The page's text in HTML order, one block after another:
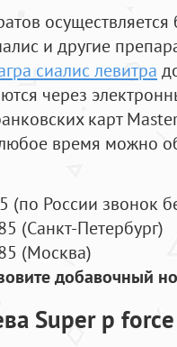
и другие
сиалис левитра
через
карт
время можно
(по России звонок
(Санкт-Петербург)
(Москва)
добавочный
Super p